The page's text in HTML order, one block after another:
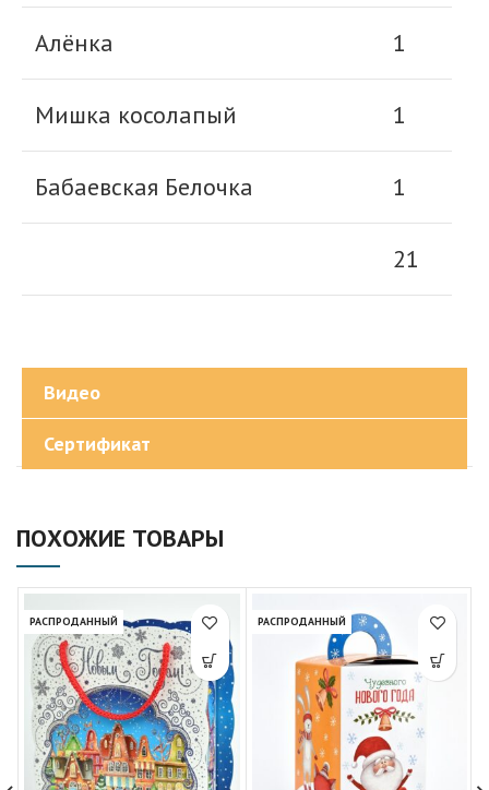
Алёнка 1
Мишка косолапый 1
Бабаевская Белочка 1
21
Видео
Сертификат
ПОХОЖИЕ ТОВАРЫ
РАСПРОДАННЫЙ РАСПРОДАННЫЙ